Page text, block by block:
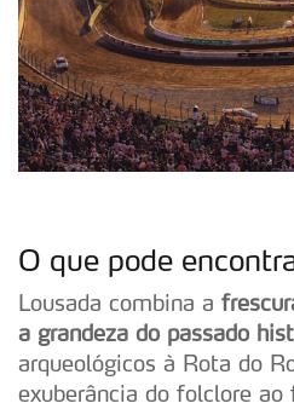
O que pode
Lousada combina a
a grandeza do passado
arqueológicos à Rota do
exuberância do folclore ao